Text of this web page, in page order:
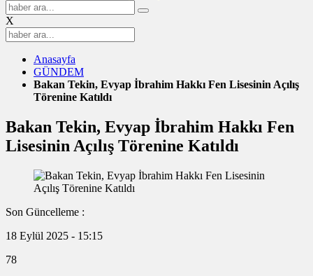
X
Anasayfa
GÜNDEM
Bakan Tekin, Evyap İbrahim Hakkı Fen Lisesinin Açılış
Törenine Katıldı
Bakan Tekin, Evyap İbrahim Hakkı Fen
Lisesinin Açılış Törenine Katıldı
Son Güncelleme :
18 Eylül 2025 - 15:15
78